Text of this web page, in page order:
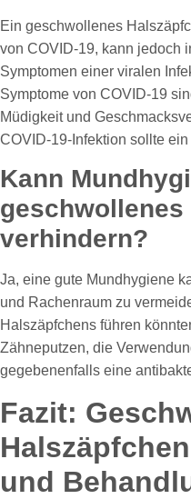
Ein geschwollenes
von COVID-19, kann jedoch
Symptomen einer viralen
Symptome von COVID-19
Müdigkeit und
COVID-19-Infektion sollte
Kann
geschwollenes
verhindern?
Ja, eine gute Mundhygiene
und Rachenraum zu
Halszäpfchens führen
Zähneputzen, die
gegebenenfalls eine
Fazit:
und